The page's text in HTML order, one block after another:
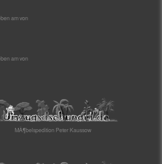
am von
am von
MÃ¶belspedition Peter Kaussow